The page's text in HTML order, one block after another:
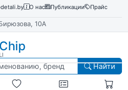
О нас Публикации
Прайс
10А
Chip
Найти